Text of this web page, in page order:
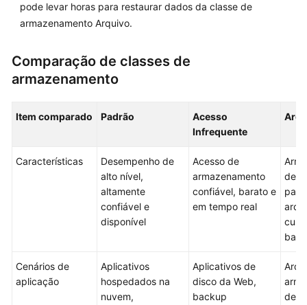
versão
em
What's
New
Product
Billing
Guide
pode levar horas para restaurar dados da classe de
armazenamento Arquivo.
Comparação de classes de
armazenamento
Item comparado Padrão
Acesso
Infrequente
Características
Desempenho de
alto nível,
altamente
confiável e
disponível
Acesso de
armazenamento
confiável, barato e
em tempo real
de
Cenários de
aplicação
Aplicativos
hospedados na
nuvem,
Aplicativos de
disco da Web,
backup
de